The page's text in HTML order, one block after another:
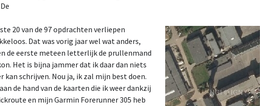
20 van de 97 opdrachten verliepen
Dat was vorig jaar wel wat anders,
de eerste meteen letterlijk de prullenmand
Het is bijna jammer dat ik daar dan niets
kan schrijven. Nou ja, ik zal mijn best doen.
de hand van de kaarten die ik weer dankzij
en mijn Garmin Forerunner 305 heb